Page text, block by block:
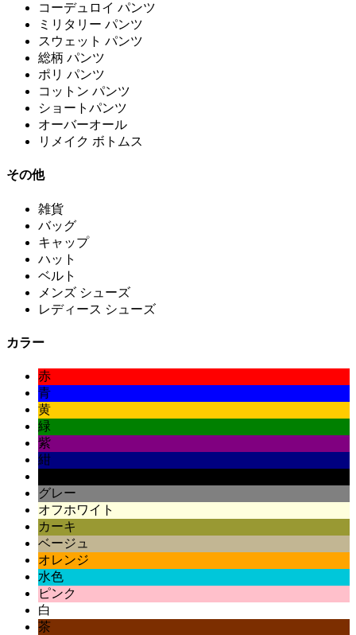
コーデュロイ パンツ
ミリタリー パンツ
スウェット パンツ
総柄 パンツ
ポリ パンツ
コットン パンツ
ショートパンツ
オーバーオール
リメイク ボトムス
その他
雑貨
バッグ
キャップ
ハット
ベルト
メンズ シューズ
レディース シューズ
カラー
赤
青
黄
緑
紫
紺
グレー
オフホワイト
カーキ
ベージュ
オレンジ
水色
ピンク
白
茶